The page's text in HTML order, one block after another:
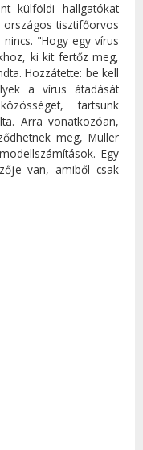
külföldi hallgatókat
tisztifőorvos
"Hogy egy vírus
ki kit fertőz meg,
Hozzátette: be kell
a vírus átadását
tartsunk
Arra vonatkozóan,
meg, Müller
Egy
van, amiből csak